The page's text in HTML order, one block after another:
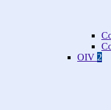
OIV 2